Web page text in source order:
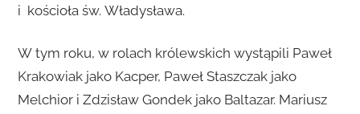
i kościoła św. Władysława.
W tym roku, w rolach królewskich wystąpili Paweł
Krakowiak jako Kacper, Paweł Staszczak jako
Melchior i Zdzisław Gondek jako Baltazar. Mariusz